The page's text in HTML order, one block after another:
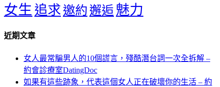
女生 追求 邀約 邂逅 魅力
近期文章
女人最常騙男人的10個謊言，殘酷潛台詞一次全拆解 –
約會診療室DatingDoc
如果有這些跡象，代表這個女人正在破壞你的生活 – 約